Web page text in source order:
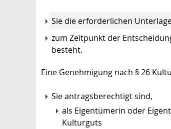
Sie die erforderlichen
zum Zeitpunkt der
besteht.
Eine Genehmigung nach § 26
Sie antragsberechtigt sind,
als Eigentümerin oder
Kulturguts